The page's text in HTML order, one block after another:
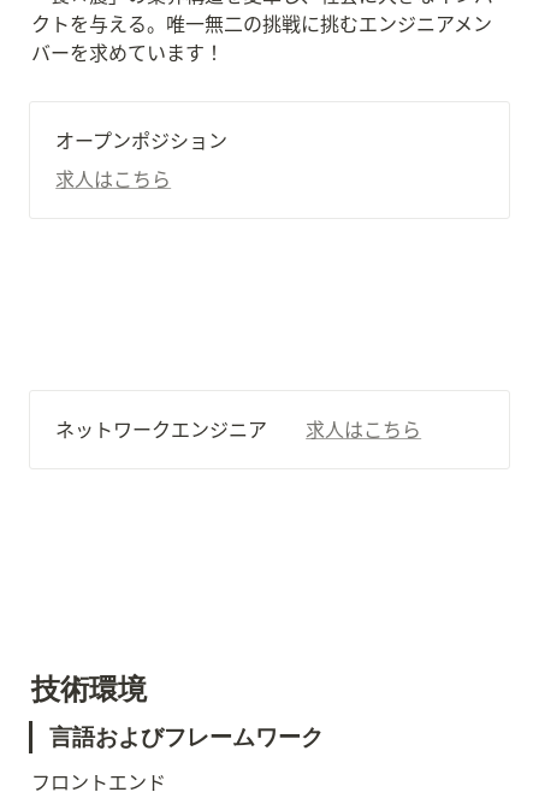
クトを与える。唯一無二の挑戦に挑むエンジニアメン
バーを求めています！
オープンポジション
求人はこちら
ネットワークエンジニア 求人はこちら
技術環境
言語およびフレームワーク
フロントエンド